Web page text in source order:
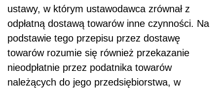
ustawy, w którym ustawodawca zrównał z
odpłatną dostawą towarów inne czynności. Na
podstawie tego przepisu przez dostawę
towarów rozumie się również przekazanie
nieodpłatnie przez podatnika towarów
należących do jego przedsiębiorstwa, w